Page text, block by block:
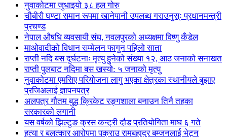
नुवाकोटमा जुधाइयो ३८ हल गोरु
चौबीसै घण्टा समान रूपमा खानेपानी उपलब्ध गराउनुस्ः प्रधानमन्त्री
प्रचण्ड
नेपाल औषधि व्यवसायी संघ, नवलपुरको अध्यक्षमा विष्णु कँडेल
माओवादीको विधान सम्मेलन फागुन पहिलो साता
राप्ती नदि बस दुर्घटनाः मृत्यु हुनेको संख्या १२, आठ जनाको सनाखत
राप्ती पुलबाट नदिमा बस खस्यो: ५ जनाको मृत्यु
नुवाकोटमा एमसिए परियोजना लागु भएका क्षेत्रका स्थानीयले बुझाए
प्रजिअलाई ज्ञापनपत्र
अलपत्र गौतम बुद्ध क्रिकेट रङ्गशाला बनाउन तिनै तहका
सरकारको लगानी
यस वर्षको झिल्टुङ क्रस कन्ट्री दौड प्रतियोगिता माघ ६ गते
हत्या र बलत्कार आरोपमा पक्राउ रामबहादुर बम्जनलाई भेट्न